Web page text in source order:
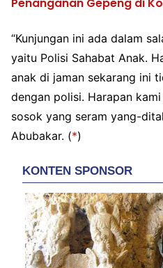
Penanganan Gepeng di
“Kunjungan ini ada dalam
yaitu Polisi Sahabat Anak.
anak di jaman sekarang ini
dengan polisi. Harapan
sosok yang seram yang-
Abubakar. (*)